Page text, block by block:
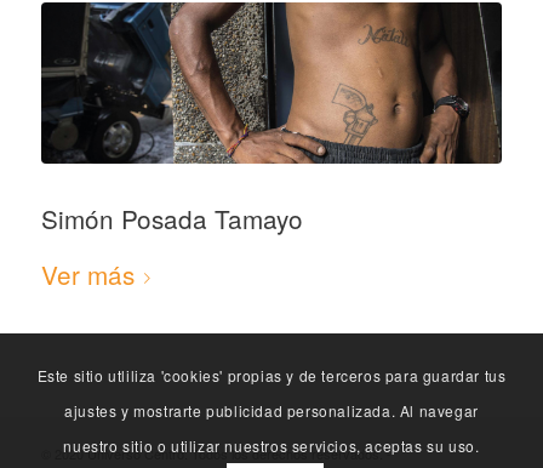
Simón Posada Tamayo
Ver más
© 2020 Universo Centro. Todos los derechos reservados. -
Este sitio utliliza 'cookies' propias y de terceros para guardar tus
ajustes y mostrarte publicidad personalizada. Al navegar
nuestro sitio o utilizar nuestros servicios, aceptas su uso.